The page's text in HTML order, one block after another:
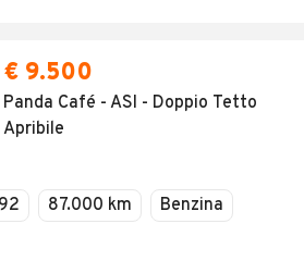
€ 9.500
Panda Café - ASI - Doppio Tetto
Apribile
87.000 km
Benzina